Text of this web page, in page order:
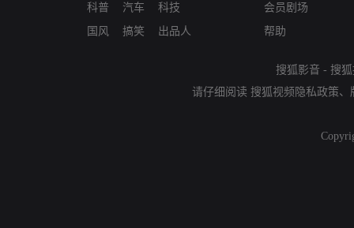
科普
国风
汽车
搞笑
科技
出品人
会员剧场
帮助
搜狐影音 - 搜
请仔细阅读 搜狐视频隐私政策、